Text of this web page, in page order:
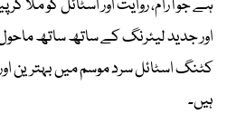
ہے جو آرام، روایت اور اسٹائل کو ملا
اور جدید لیئرنگ کے ساتھ ساتھ
کٹنگ اسٹائل سرد موسم میں بہترین
ہیں۔